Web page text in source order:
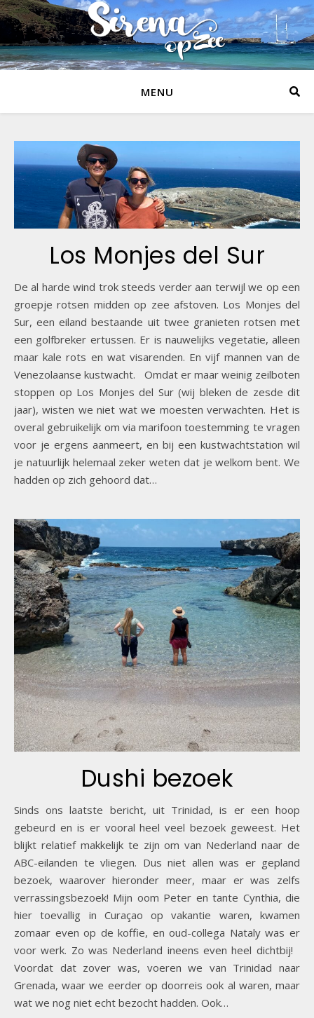
MENU
Los Monjes del Sur
De al harde wind trok steeds verder aan terwijl we op een
groepje rotsen midden op zee afstoven. Los Monjes del
Sur, een eiland bestaande uit twee granieten rotsen met
een golfbreker ertussen. Er is nauwelijks vegetatie, alleen
maar kale rots en wat visarenden. En vijf mannen van de
Venezolaanse kustwacht. Omdat er maar weinig zeilboten
stoppen op Los Monjes del Sur (wij bleken de zesde dit
jaar), wisten we niet wat we moesten verwachten. Het is
overal gebruikelijk om via marifoon toestemming te vragen
voor je ergens aanmeert, en bij een kustwachtstation wil
je natuurlijk helemaal zeker weten dat je welkom bent. We
hadden op zich gehoord dat…
Dushi bezoek
Sinds ons laatste bericht, uit Trinidad, is er een hoop
gebeurd en is er vooral heel veel bezoek geweest. Het
blijkt relatief makkelijk te zijn om van Nederland naar de
ABC-eilanden te vliegen. Dus niet allen was er gepland
bezoek, waarover hieronder meer, maar er was zelfs
verrassingsbezoek! Mijn oom Peter en tante Cynthia, die
hier toevallig in Curaçao op vakantie waren, kwamen
zomaar even op de koffie, en oud-collega Nataly was er
voor werk. Zo was Nederland ineens even heel dichtbij!
Voordat dat zover was, voeren we van Trinidad naar
Grenada, waar we eerder op doorreis ook al waren, maar
wat we nog niet echt bezocht hadden. Ook…